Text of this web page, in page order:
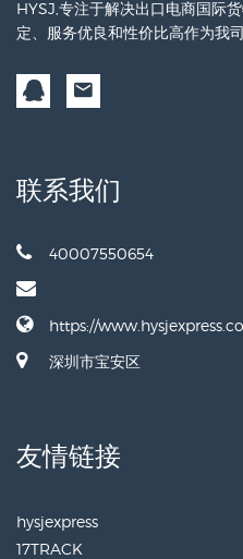
HYSJ,专注于解决出口电商国际
定、服务优良和性价比高作为我
联系我们
40007550654
https://
深圳市宝安区
友情链接
hysjexpress
17TRACK